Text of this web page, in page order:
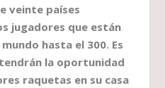
veinte países
jugadores que están
hasta el 300. Es
la oportunidad
raquetas en su casa